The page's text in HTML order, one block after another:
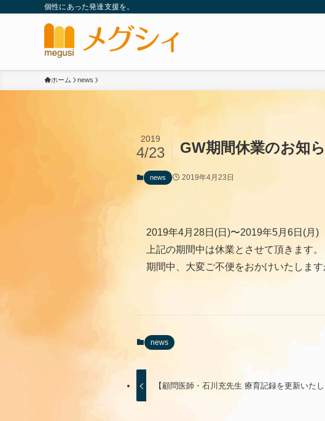
個性にあった発達支援を。
ホーム news
GW期間休業のお知
2019
4/23
news 2019年4月23日
2019年4月28日(日)〜2019年5月6日(月)
上記の期間中は休業とさせて頂きます。
期間中、大変ご不便をおかけいたしま
news
【顧問医師・石川充先生 療育記録を更新いたし